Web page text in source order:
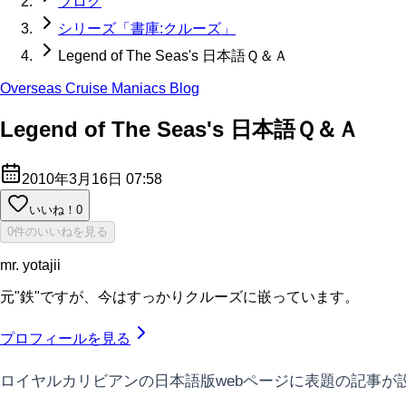
シリーズ「書庫:クルーズ」
Legend of The Seas's 日本語Ｑ＆Ａ
Overseas Cruise Maniacs Blog
Legend of The Seas's 日本語Ｑ＆Ａ
2010年3月16日 07:58
いいね！ 0
0件のいいねを見る
mr. yotajii
元"鉄"ですが、今はすっかりクルーズに嵌っています。
プロフィールを見る
ロイヤルカリビアンの日本語版webページに表題の記事が